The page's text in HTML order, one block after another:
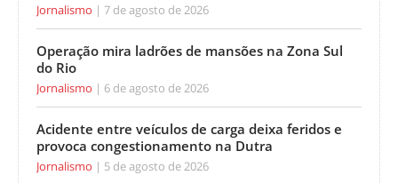
Jornalismo 7 de agosto de 2026
Operação mira ladrões de mansões na Zona Sul
do Rio
Jornalismo 6 de agosto de 2026
Acidente entre veículos de carga deixa feridos e
provoca congestionamento na Dutra
Jornalismo 5 de agosto de 2026